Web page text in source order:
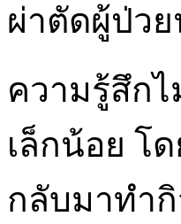
ผ่าตัดผู้ป่ว
ความรู้สึก
เล็กน้อย โ
กลับมาทำ